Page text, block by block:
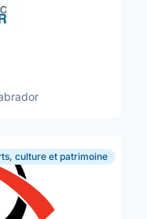
culture et patrimoine